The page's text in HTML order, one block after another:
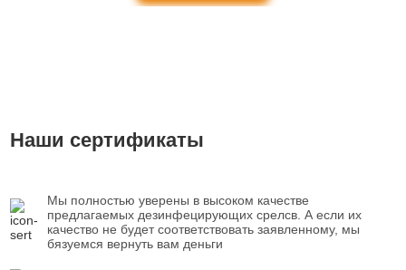
Наши сертификаты
Мы полностью уверены в высоком качестве
предлагаемых дезинфецирующих срелсв. А если их
качество не будет соответствовать заявленному, мы
бязуемся вернуть вам деньги